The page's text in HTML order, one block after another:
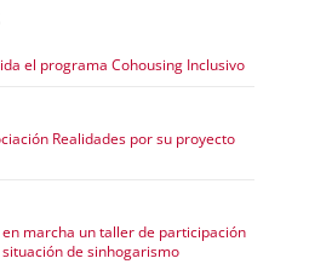
el programa Cohousing Inclusivo
Realidades por su proyecto
en marcha un taller de participación
de sinhogarismo